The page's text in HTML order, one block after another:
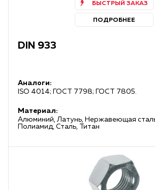
европейского качества данной продукции.
БЫСТРЫЙ ЗАКАЗ
ПОДРОБНЕЕ
DIN 933
Аналоги:
ISO 4014; ГОСТ 7798; ГОСТ 7805.
Материал:
Алюминий, Латунь, Нержавеющая
Полиамид, Сталь, Титан